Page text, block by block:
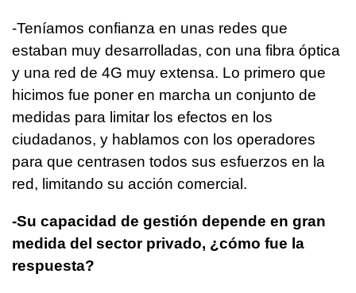
-Teníamos confianza en unas redes que
estaban muy desarrolladas, con una fibra óptica
y una red de 4G muy extensa. Lo primero que
hicimos fue poner en marcha un conjunto de
medidas para limitar los efectos en los
ciudadanos, y hablamos con los operadores
para que centrasen todos sus esfuerzos en la
red, limitando su acción comercial.
-Su capacidad de gestión depende en gran
medida del sector privado, ¿cómo fue la
respuesta?